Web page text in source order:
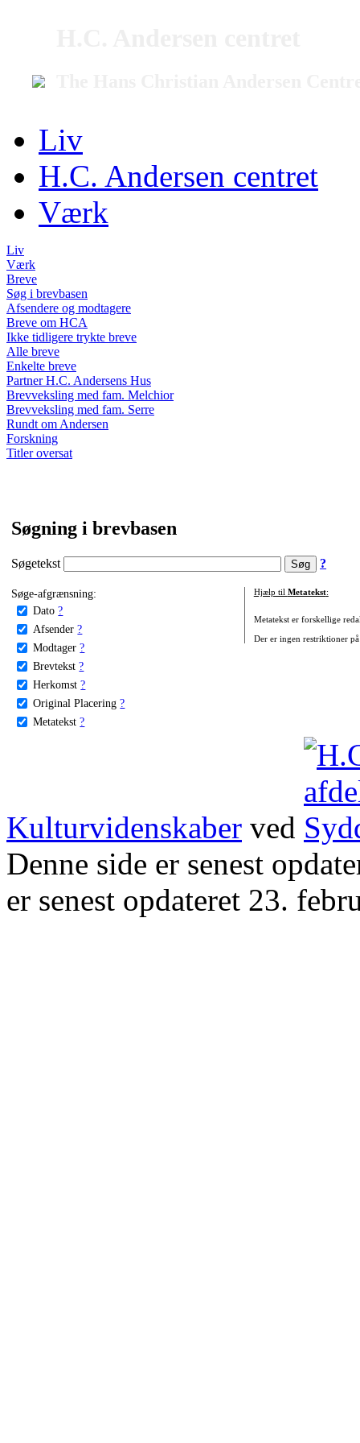
Liv
H.C. Andersen centret
Værk
Liv
Værk
Breve
Søg i brevbasen
Afsendere og modtagere
Breve om HCA
Ikke tidligere trykte breve
Alle breve
Enkelte breve
Partner H.C. Andersens Hus
Brevveksling med fam. Melchior
Brevveksling med fam. Serre
Rundt om Andersen
Forskning
Titler oversat
Søgning i brevbasen
Søgetekst ?
Søge-afgrænsning:
Dato ?
Afsender ?
Modtager ?
Brevtekst ?
Herkomst ?
Original Placering ?
Metatekst ?
Hjælp til Metatekst:
Metatekst er forskellige
Der er ingen restriktioner
Kulturvidenskaber ved
Denne side er senest
er senest opdateret 23.